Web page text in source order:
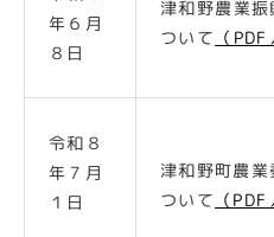
年６月
８日
津和野農業
ついて （
令和８
年７月
１日
津和野町農
ついて （